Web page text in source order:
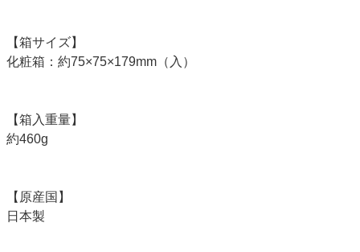
【箱サイズ】
化粧箱：約75×75×179mm（入）
【箱入重量】
約460g
【原産国】
日本製